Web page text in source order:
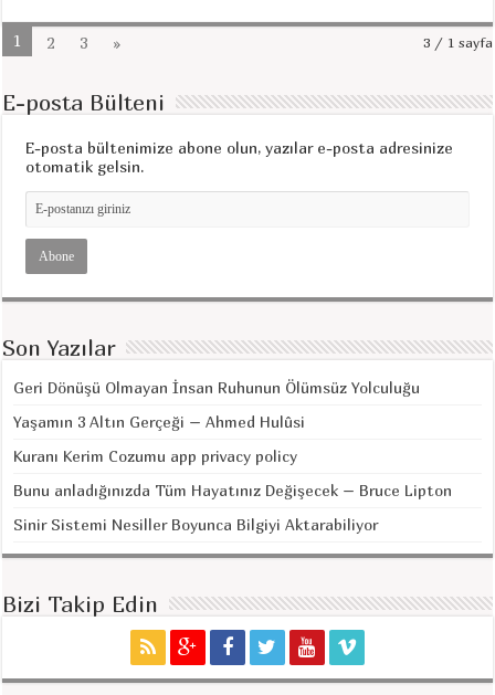
3 / 1 sayfa
1 2 3 »
E-posta Bülteni
E-posta bültenimize abone olun, yazılar e-posta adresinize
otomatik gelsin.
Son Yazılar
Geri Dönüşü Olmayan İnsan Ruhunun Ölümsüz Yolculuğu
Yaşamın 3 Altın Gerçeği – Ahmed Hulûsi
Kuranı Kerim Cozumu app privacy policy
Bunu anladığınızda Tüm Hayatınız Değişecek – Bruce Lipton
Sinir Sistemi Nesiller Boyunca Bilgiyi Aktarabiliyor
Bizi Takip Edin